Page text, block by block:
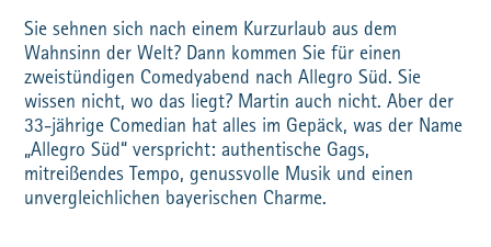
Sie sehnen sich nach einem Kurzurlaub aus dem
Wahnsinn der Welt? Dann kommen Sie für einen
zweistündigen Comedyabend nach Allegro Süd. Sie
wissen nicht, wo das liegt? Martin auch nicht. Aber der
33-jährige Comedian hat alles im Gepäck, was der Name
„Allegro Süd“ verspricht: authentische Gags,
mitreißendes Tempo, genussvolle Musik und einen
unvergleichlichen bayerischen Charme.